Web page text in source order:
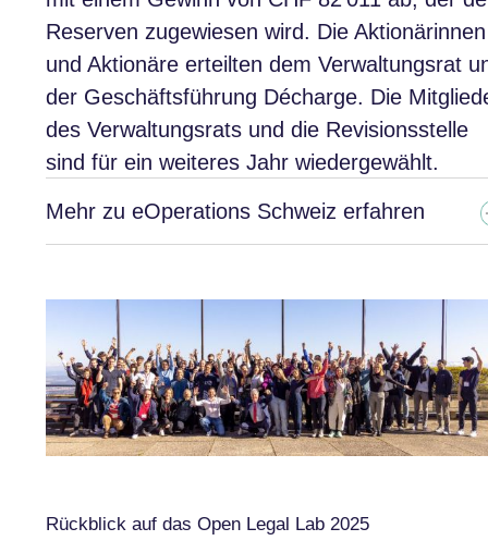
Reserven zugewiesen wird. Die Aktionärinnen
und Aktionäre erteilten dem Verwaltungsrat
der Geschäftsführung Décharge. Die
des Verwaltungsrats und die Revisionsstelle
sind für ein weiteres Jahr wiedergewählt.
Mehr zu eOperations Schweiz erfahren
Rückblick auf das Open Legal Lab 2025